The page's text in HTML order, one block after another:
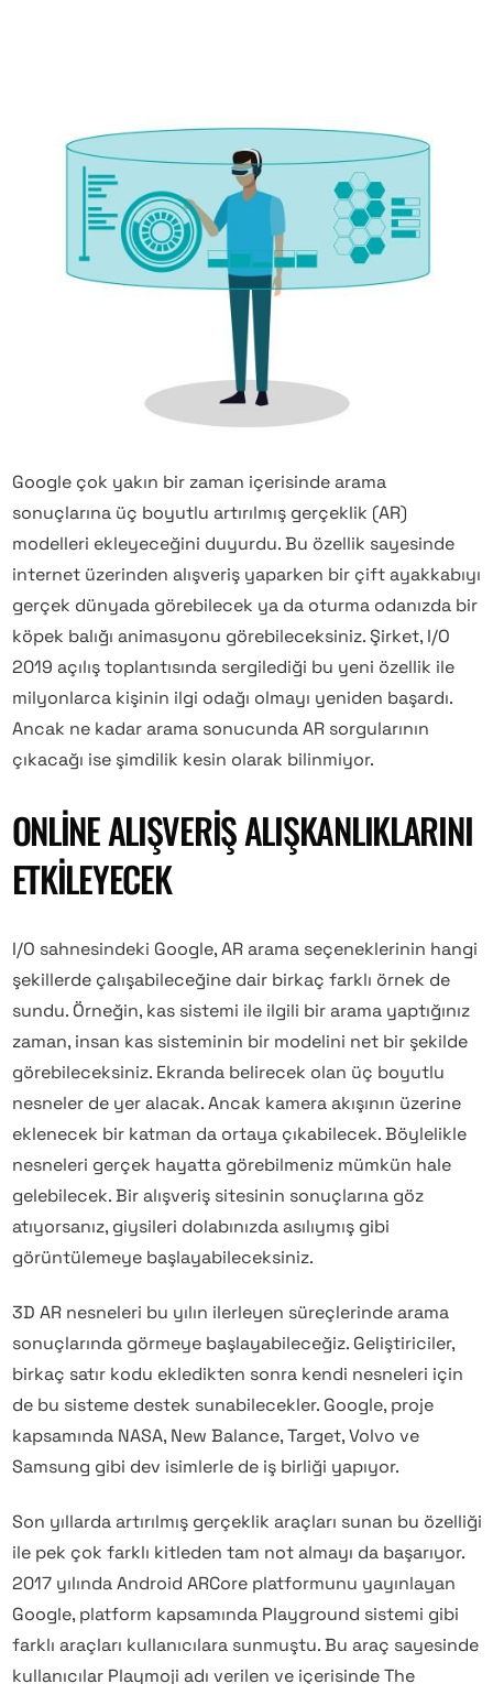
Google çok yakın bir zaman içerisinde arama
sonuçlarına üç boyutlu artırılmış gerçeklik (AR)
modelleri ekleyeceğini duyurdu. Bu özellik sayesinde
internet üzerinden alışveriş yaparken bir çift ayakkabıyı
gerçek dünyada görebilecek ya da oturma odanızda bir
köpek balığı animasyonu görebileceksiniz. Şirket, I/O
2019 açılış toplantısında sergilediği bu yeni özellik ile
milyonlarca kişinin ilgi odağı olmayı yeniden başardı.
Ancak ne kadar arama sonucunda AR sorgularının
çıkacağı ise şimdilik kesin olarak bilinmiyor.
ONLINE ALIŞVERIŞ ALIŞKANLIKLARINI
ETKILEYECEK
I/O sahnesindeki Google, AR arama seçeneklerinin hangi
şekillerde çalışabileceğine dair birkaç farklı örnek de
sundu. Örneğin, kas sistemi ile ilgili bir arama yaptığınız
zaman, insan kas sisteminin bir modelini net bir şekilde
görebileceksiniz. Ekranda belirecek olan üç boyutlu
nesneler de yer alacak. Ancak kamera akışının üzerine
eklenecek bir katman da ortaya çıkabilecek. Böylelikle
nesneleri gerçek hayatta görebilmeniz mümkün hale
gelebilecek. Bir alışveriş sitesinin sonuçlarına göz
atıyorsanız, giysileri dolabınızda asılıymış gibi
görüntülemeye başlayabileceksiniz.
3D AR nesneleri bu yılın ilerleyen süreçlerinde arama
sonuçlarında görmeye başlayabileceğiz. Geliştiriciler,
birkaç satır kodu ekledikten sonra kendi nesneleri için
de bu sisteme destek sunabilecekler. Google, proje
kapsamında NASA, New Balance, Target, Volvo ve
Samsung gibi dev isimlerle de iş birliği yapıyor.
Son yıllarda artırılmış gerçeklik araçları sunan bu özelliği
ile pek çok farklı kitleden tam not almayı da başarıyor.
2017 yılında Android ARCore platformunu yayınlayan
Google, platform kapsamında Playground sistemi gibi
farklı araçları kullanıcılara sunmuştu. Bu araç sayesinde
kullanıcılar Playmoji adı verilen ve içerisinde The